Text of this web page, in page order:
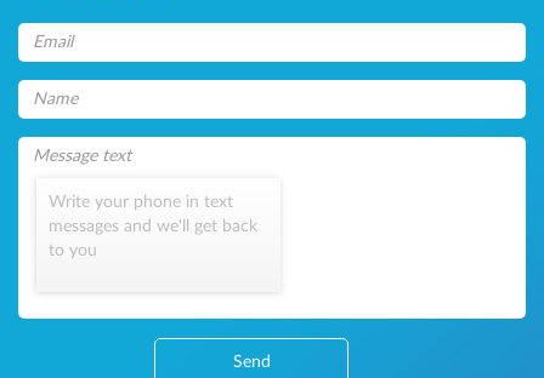
Write your phone in text
messages and we'll get back
to you
Send